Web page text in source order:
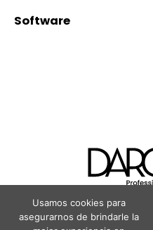
Software
Usamos cookies para
asegurarnos de brindarle la